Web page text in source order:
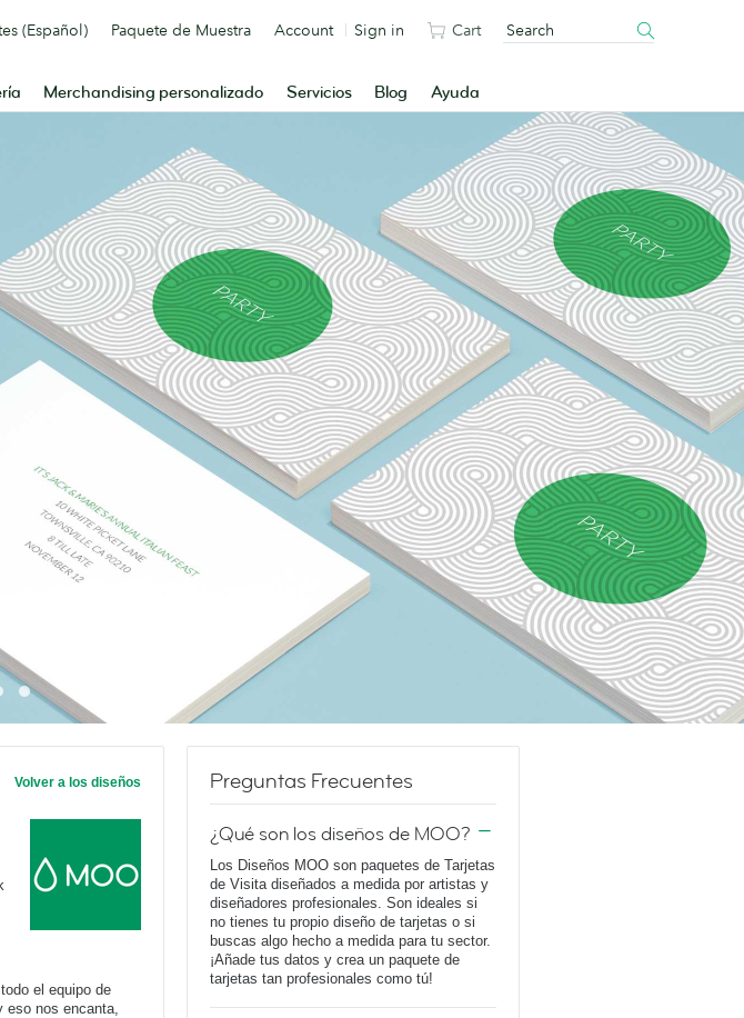
Merchandising personalizado Servicios Blog Ayuda
(Español) Paquete de Muestra Account Sign in Cart
Volver a los diseños
el equipo de
eso nos encanta,
Preguntas Frecuentes
¿Qué son los diseños de MOO?
Los Diseños MOO son paquetes de Tarjetas
de Visita diseñados a medida por artistas y
diseñadores profesionales. Son ideales si
no tienes tu propio diseño de tarjetas o si
buscas algo hecho a medida para tu sector.
¡Añade tus datos y crea un paquete de
tarjetas tan profesionales como tú!